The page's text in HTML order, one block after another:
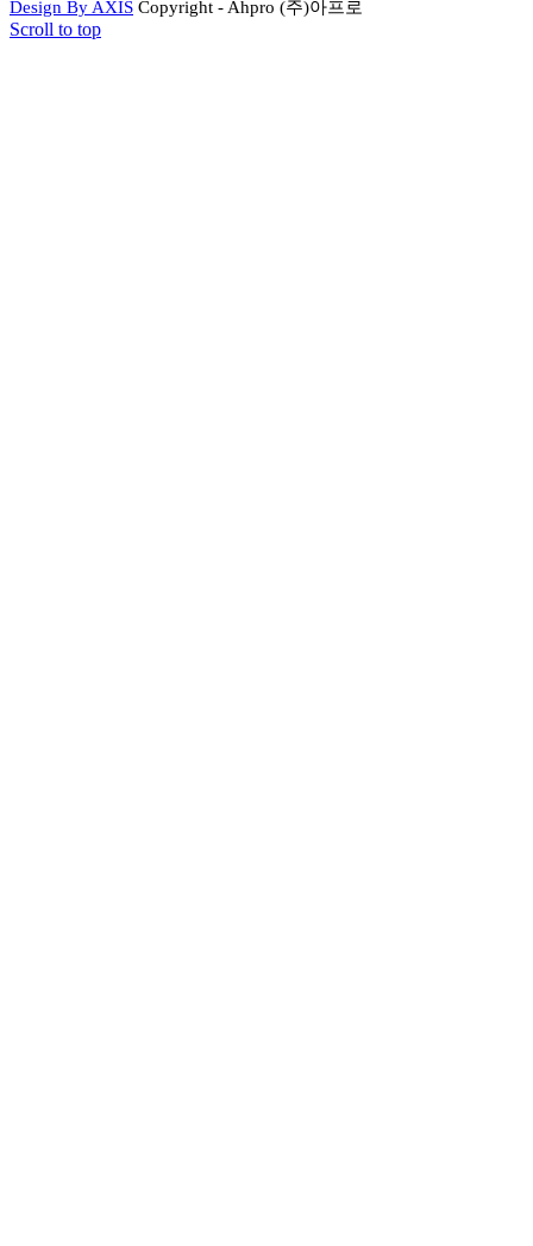
Design By AXIS Copyright - Ahpro (주)아프로
Scroll to top